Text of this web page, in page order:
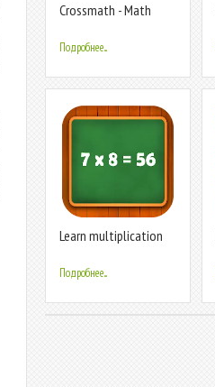
Crossmath - Math
Подробнее...
Learn multiplication
Подробнее...